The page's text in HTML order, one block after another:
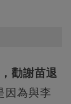
勸謝苗退
因為與李